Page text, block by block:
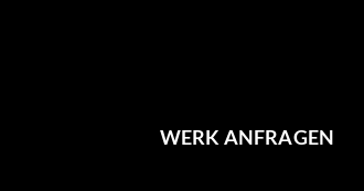
WERK ANFRAGEN